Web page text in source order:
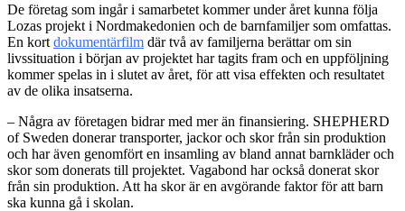
De företag som ingår i samarbetet kommer under året kunna följa
Lozas projekt i Nordmakedonien och de barnfamiljer som omfattas.
En kort dokumentärfilm där två av familjerna berättar om sin
livssituation i början av projektet har tagits fram och en uppföljning
kommer spelas in i slutet av året, för att visa effekten och resultatet
av de olika insatserna.
– Några av företagen bidrar med mer än finansiering. SHEPHERD
of Sweden donerar transporter, jackor och skor från sin produktion
och har även genomfört en insamling av bland annat barnkläder och
skor som donerats till projektet. Vagabond har också donerat skor
från sin produktion. Att ha skor är en avgörande faktor för att barn
ska kunna gå i skolan.